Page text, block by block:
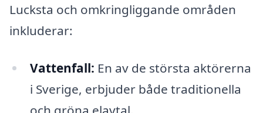
Lucksta och omkringliggande områden
inkluderar:
Vattenfall: En av de största aktörerna
i Sverige, erbjuder både traditionella